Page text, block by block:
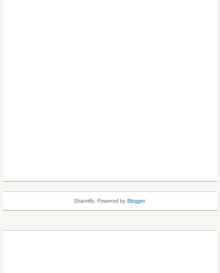
Sharetify. Powered by Blogger.